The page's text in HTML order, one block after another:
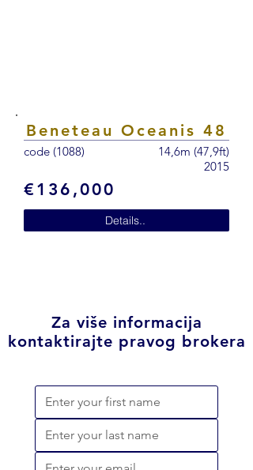
Beneteau Oceanis 48
code (1088)
14,6m (47,9ft)
2015
€136,000
Details..
Za više informacija
kontaktirajte pravog brokera